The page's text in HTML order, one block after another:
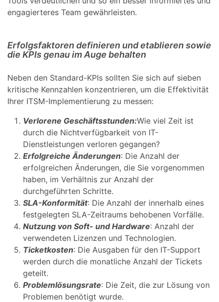
engagierteres Team gewährleisten.
Erfolgsfaktoren definieren und etablieren sowie
die KPIs genau im Auge behalten
Neben den Standard-KPIs sollten Sie sich auf sieben
kritische Kennzahlen konzentrieren, um die Effektivität
Ihrer ITSM-Implementierung zu messen:
Verlorene Geschäftsstunden:Wie viel Zeit ist
durch die Nichtverfügbarkeit von IT-
Dienstleistungen verloren gegangen?
Erfolgreiche Änderungen: Die Anzahl der
erfolgreichen Änderungen, die Sie vorgenommen
haben, im Verhältnis zur Anzahl der
durchgeführten Schritte.
SLA-Konformität: Die Anzahl der innerhalb eines
festgelegten SLA-Zeitraums behobenen Vorfälle.
Nutzung von Soft- und Hardware: Anzahl der
verwendeten Lizenzen und Technologien.
Ticketkosten: Die Ausgaben für den IT-Support
werden durch die monatliche Anzahl der Tickets
geteilt.
Problemlösungsrate: Die Zeit, die zur Lösung von
Problemen benötigt wurde.